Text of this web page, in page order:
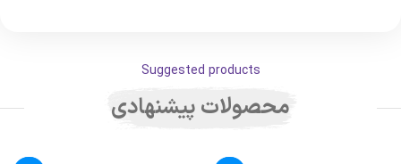
Suggested products
محصولات پیشنهادی